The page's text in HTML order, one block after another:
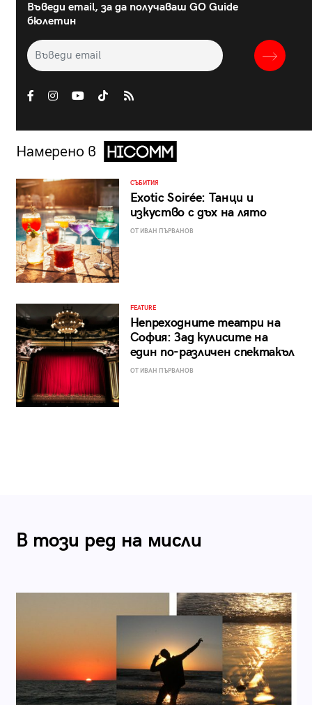
Въведи email, за да получаваш GO Guide
бюлетин
Намерено в
СЪБИТИЯ
Exotic Soirée: Танци и
изкуство с дъх на лято
ОТ ИВАН ПЪРВАНОВ
FEATURE
Непреходните театри на
София: Зад кулисите на
един по-различен спектакъл
ОТ ИВАН ПЪРВАНОВ
В този ред на мисли